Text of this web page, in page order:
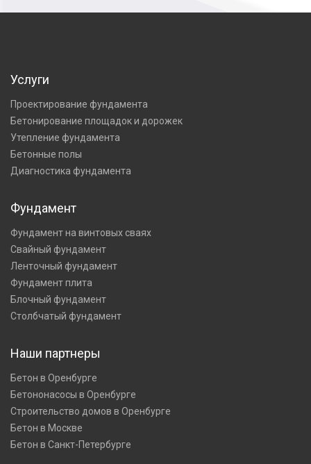
Услуги
Проектирование фундамента
Бетонирование площадок и дорожек
Утепление фундамента
Бетонные полы
Диагностика фундамента
Фундамент
Фундамент на винтовых сваях
Свайный фундамент
Ленточный фундамент
Фундамент плита
Блочный фундамент
Столбчатый фундамент
Наши партнеры
Бетон в Оренбурге
Бетононасосы в Оренбурге
Строительство домов в Оренбурге
Бетон в Москве
Бетон в Санкт-Петербурге